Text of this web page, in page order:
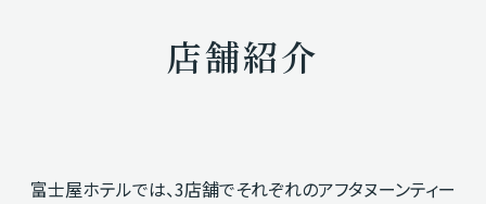
店舗紹介
富士屋ホテルでは、3店舗でそれぞれのアフタヌーンティー